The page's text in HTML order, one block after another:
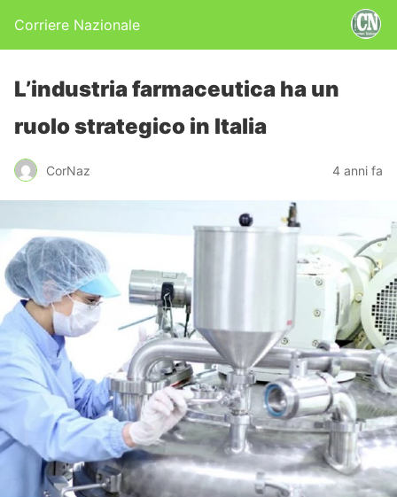
Corriere Nazionale
L’industria farmaceutica ha un
ruolo strategico in Italia
CorNaz 4 anni fa